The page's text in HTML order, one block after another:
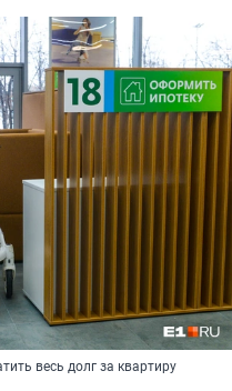
весь долг за квартиру